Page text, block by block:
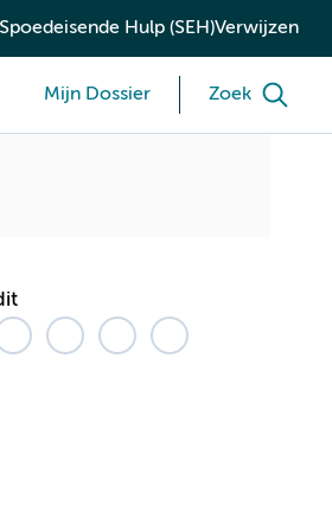
Spoedeisende Hulp (SEH)Verwijzen
Mijn Dossier Zoek